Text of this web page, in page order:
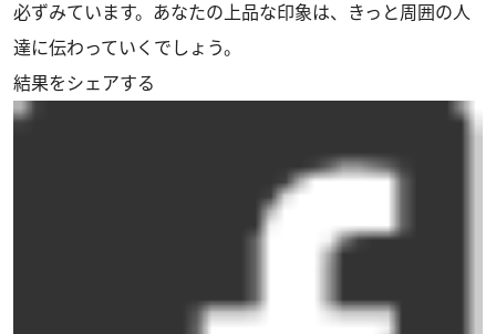
必ずみています。あなたの上品な印象は、きっと周囲の人
達に伝わっていくでしょう。
結果をシェアする